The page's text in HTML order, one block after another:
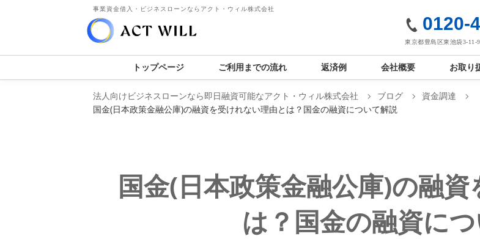
事業資金借入・ビジネスローンならアクト・ウィル株式会社
0120-
東京都豊島区東池袋3-
トップページ ご利用までの流れ 返済例 会社概要 お取り
法人向けビジネスローンなら即日融資可能なアクト・ウィル株式会社 ブログ
資金調達
国金(日本政策金融公庫)の融資を受けれない理由とは？国金の融資について解説
国金(日本政策金融公庫)の融
は？国金の融資に